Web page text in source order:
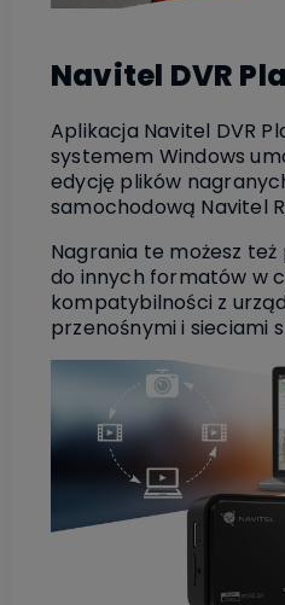
Navitel DVR
Aplikacja Navitel DVR
systemem Windows
edycję plików
samochodową Navitel
Nagrania te możesz
do innych formatów w
kompatybilności z
przenośnymi i sieciami